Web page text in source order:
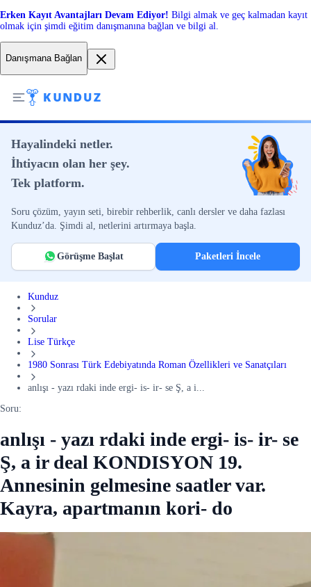
Erken Kayıt Avantajları Devam Ediyor! Bilgi almak ve geç kalmadan kayıt
olmak için şimdi eğitim danışmanına bağlan ve bilgi al.
Danışmana Bağlan
Hayalindeki netler.
İhtiyacın olan her şey.
Tek platform.
Soru çözüm, yayın seti, birebir rehberlik, canlı dersler ve daha fazlası
Kunduz’da. Şimdi al, netlerini artırmaya başla.
Görüşme Başlat Paketleri İncele
Kunduz
Sorular
Lise Türkçe
1980 Sonrası Türk Edebiyatında Roman Özellikleri ve Sanatçıları
anlışı - yazı rdaki inde ergi- is- ir- se Ş, a i...
Soru:
anlışı - yazı rdaki inde ergi- is- ir- se
Ş, a ir deal KONDISYON 19.
Annesinin gelmesine saatler var.
Kayra, apartmanın kori- do